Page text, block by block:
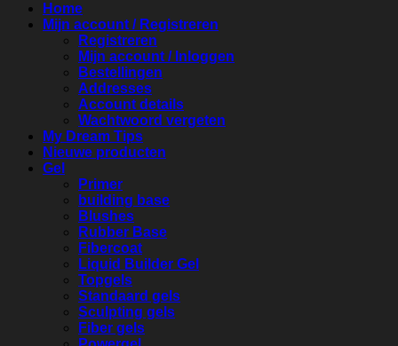
Home
Mijn account / Registreren
Registreren
Mijn account / Inloggen
Bestellingen
Addresses
Account details
Wachtwoord vergeten
My Dream Tips
Nieuwe producten
Gel
Primer
building base
Blushes
Rubber Base
Fibercoat
Liquid Builder Gel
Topgels
Standaard gels
Sculpting gels
Fiber gels